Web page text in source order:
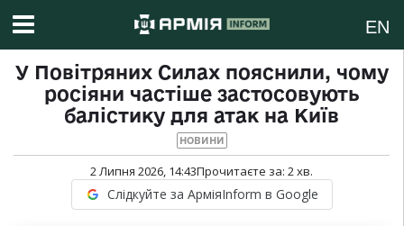
EN
У Повітряних Силах пояснили, чому
росіяни частіше застосовують
балістику для атак на Київ
НОВИНИ
2 Липня 2026, 14:43Прочитаєте за: 2хв.
Слідкуйте за АрміяInform в Google